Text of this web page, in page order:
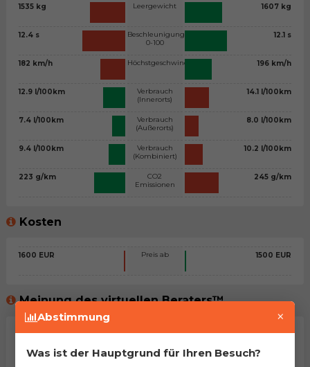
1535 kg
12.4 s
182 km/h
12.9 l/100km
7.4 l/100km
9.4 l/100km
223 g/km
Leergewicht
Beschleunigung
0-100
Höchstgeschwindigkeit
Verbrauch
(Innerorts)
Verbrauch
(Außerorts)
Verbrauch
(Kombiniert)
CO2
Emissionen
1607 kg
12.1 s
196 km/h
14.1 l/100km
8.0 l/100km
10.2 l/100km
245 g/km
Kosten
1600 EUR Preis ab 1500 EUR
Meinung des virtuellen Beraters™
Na, man kann sagen, dass es sich um zwei sehr ähnliche
Abstimmung ×
Was ist der Hauptgrund für Ihren Besuch?